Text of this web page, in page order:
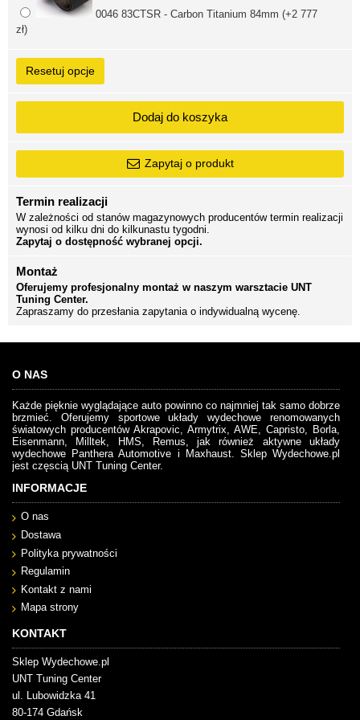
0046 83CTSR - Carbon Titanium 84mm (+2 777
zł)
Resetuj opcje
Dodaj do koszyka
Zapytaj o produkt
Termin realizacji
W zależności od stanów magazynowych producentów termin realizacji
wynosi od kilku dni do kilkunastu tygodni.
Zapytaj o dostępność wybranej opcji.
Montaż
Oferujemy profesjonalny montaż w naszym warsztacie UNT
Tuning Center.
Zapraszamy do przesłania zapytania o indywidualną wycenę.
O NAS
Każde pięknie wyglądające auto powinno co najmniej tak samo dobrze
brzmieć. Oferujemy sportowe układy wydechowe renomowanych
światowych producentów Akrapovic, Armytrix, AWE, Capristo, Borla,
Eisenmann, Milltek, HMS, Remus, jak również aktywne układy
wydechowe Panthera Automotive i Maxhaust. Sklep Wydechowe.pl
jest częscią UNT Tuning Center.
INFORMACJE
O nas
Dostawa
Polityka prywatności
Regulamin
Kontakt z nami
Mapa strony
KONTAKT
Sklep Wydechowe.pl
UNT Tuning Center
ul. Lubowidzka 41
80-174 Gdańsk